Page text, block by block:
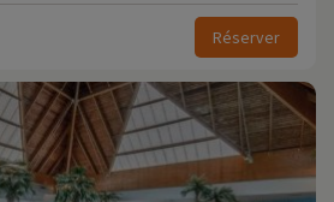
Réserver